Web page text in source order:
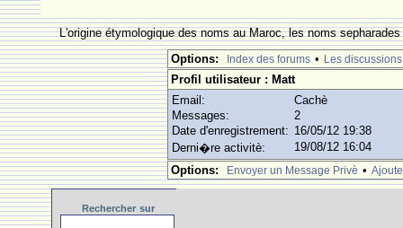
L'origine étymologique des noms au Maroc, les noms
Options:
Index des forums • Les discussions
Profil utilisateur : Matt
Email:
Cachè
Messages:
2
Date d'enregistrement: 16/05/12 19:38
Derni�re activitè:
19/08/12 16:04
Options:
Envoyer un Message Privè •
Rechercher sur